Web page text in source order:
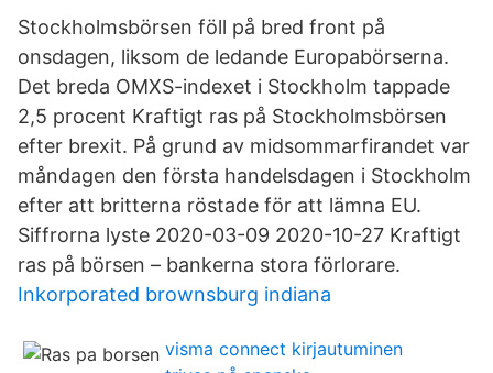
Stockholmsbörsen föll på bred front på
onsdagen, liksom de ledande Europabörserna.
Det breda OMXS-indexet i Stockholm tappade
2,5 procent Kraftigt ras på Stockholmsbörsen
efter brexit. På grund av midsommarfirandet var
måndagen den första handelsdagen i Stockholm
efter att britterna röstade för att lämna EU.
Siffrorna lyste 2020-03-09 2020-10-27 Kraftigt
ras på börsen – bankerna stora förlorare.
Inkorporated brownsburg indiana
visma connect kirjautuminen